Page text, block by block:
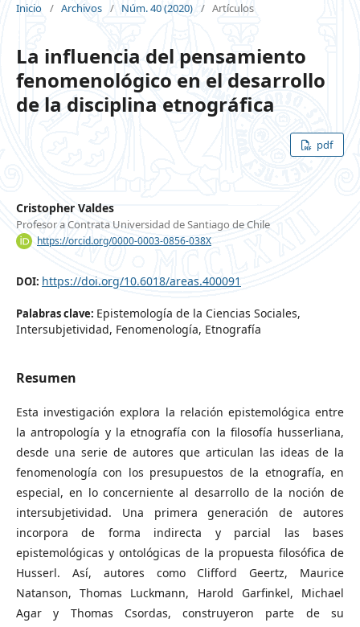
Inicio / Archivos / Núm. 40 (2020) / Artículos
La influencia del pensamiento
fenomenológico en el desarrollo
de la disciplina etnográfica
pdf
Cristopher Valdes
Profesor a Contrata Universidad de Santiago de Chile
https://orcid.org/0000-0003-0856-038X
DOI: https://doi.org/10.6018/areas.400091
Palabras clave: Epistemología de la Ciencias Sociales,
Intersubjetividad, Fenomenología, Etnografía
Resumen
Esta investigación explora la relación epistemológica entre
la antropología y la etnografía con la filosofía husserliana,
desde una serie de autores que articulan las ideas de la
fenomenología con los presupuestos de la etnografía, en
especial, en lo concerniente al desarrollo de la noción de
intersubjetividad. Una primera generación de autores
incorpora de forma indirecta y parcial las bases
epistemológicas y ontológicas de la propuesta filosófica de
Husserl. Así, autores como Clifford Geertz, Maurice
Natanson, Thomas Luckmann, Harold Garfinkel, Michael
Agar y Thomas Csordas, construyeron parte de su